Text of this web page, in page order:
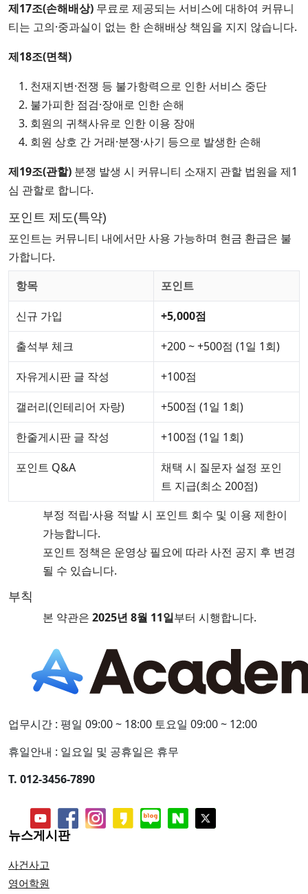
제17조(손해배상) 무료로 제공되는 서비스에 대하여 커뮤니
티는 고의·중과실이 없는 한 손해배상 책임을 지지 않습니다.
제18조(면책)
천재지변·전쟁 등 불가항력으로 인한 서비스 중단
불가피한 점검·장애로 인한 손해
회원의 귀책사유로 인한 이용 장애
회원 상호 간 거래·분쟁·사기 등으로 발생한 손해
제19조(관할) 분쟁 발생 시 커뮤니티 소재지 관할 법원을 제1
심 관할로 합니다.
포인트 제도(특약)
포인트는 커뮤니티 내에서만 사용 가능하며 현금 환급은 불
가합니다.
항목
포인트
신규 가입
+5,000점
출석부 체크
+200 ~ +500점 (1일 1회)
자유게시판 글 작성
+100점
갤러리(인테리어 자랑)
+500점 (1일 1회)
한줄게시판 글 작성
+100점 (1일 1회)
포인트 Q&A
채택 시 질문자 설정 포인
트 지급(최소 200점)
부정 적립·사용 적발 시 포인트 회수 및 이용 제한이
가능합니다.
포인트 정책은 운영상 필요에 따라 사전 공지 후 변경
될 수 있습니다.
부칙
본 약관은 2025년 8월 11일부터 시행합니다.
업무시간 : 평일 09:00 ~ 18:00 토요일 09:00 ~ 12:00
휴일안내 : 일요일 및 공휴일은 휴무
T. 012-3456-7890
뉴스게시판
사건사고
영어학원